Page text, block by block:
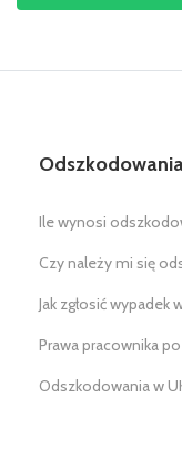
Ile wynosi
Czy należy mi się
Jak zgłosić wypadek
Prawa pracownika
Odszkodowania w